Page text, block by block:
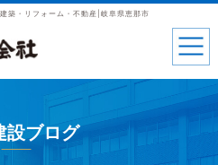
築・リフォーム・不動産|岐阜県恵那市
設ブログ